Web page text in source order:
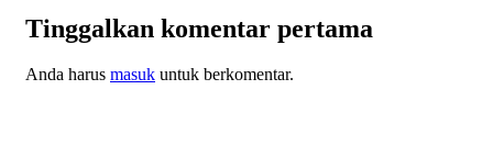
Tinggalkan komentar pertama
Anda harus masuk untuk berkomentar.